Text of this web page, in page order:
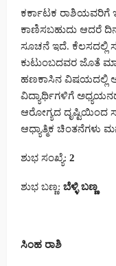
ಕರ್ಕಾಟಕ ರಾಶಿಯವರಿಗೆ
ಕಾಣಿಸಬಹುದು ಆದರೆ
ಸೂಚನೆ ಇದೆ. ಕೆಲಸದಲ್ಲಿ
ಕುಟುಂಬದವರ ಜೊತೆ
ಹಣಕಾಸಿನ ವಿಷಯದಲ್ಲಿ
ವಿದ್ಯಾರ್ಥಿಗಳಿಗೆ
ಆರೋಗ್ಯದ ದೃಷ್ಟಿಯಿಂದ
ಆಧ್ಯಾತ್ಮಿಕ ಚಿಂತನೆಗಳು
ಶುಭ ಸಂಖ್ಯೆ: 2
ಶುಭ ಬಣ್ಣ: ಬೆಳ್ಳಿ ಬಣ್ಣ
ಸಿಂಹ ರಾಶಿ